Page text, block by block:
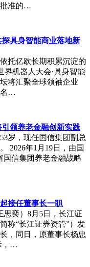
批准的…
具身智能商业落地新
托亿欧长期积累沉淀的
界机器人大会·具身智能
将汇聚全球领袖企业
名…
领养老金融创新实践
岁，现任国信集团副总
2026年1月19日，由国
国信集团养老金融战略
接任董事长一职
思奕）8月5日，长江证
称“长江证券资管”）发
，同日，原董事长杨忠
，…